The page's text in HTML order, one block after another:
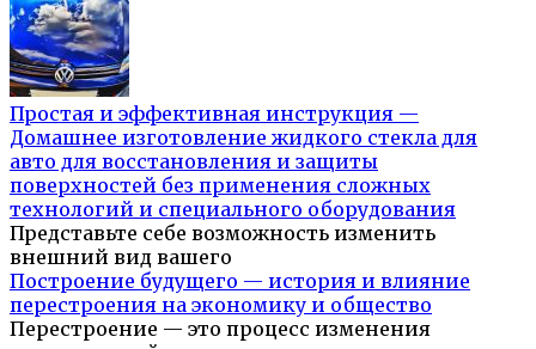
Простая и эффективная инструкция —
Домашнее изготовление жидкого стекла для
авто для восстановления и защиты
поверхностей без применения сложных
технологий и специального оборудования
Представьте себе возможность изменить
внешний вид вашего
Построение будущего — история и влияние
перестроения на экономику и общество
Перестроение — это процесс изменения